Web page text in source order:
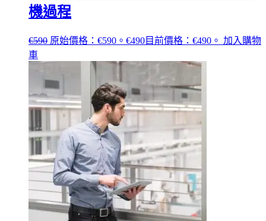
機過程
€590 原始價格：€590。 €490目前價格：€490。 加入購物
車